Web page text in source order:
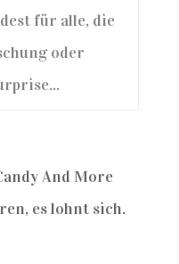
für alle, die
oder
es lohnt sich.